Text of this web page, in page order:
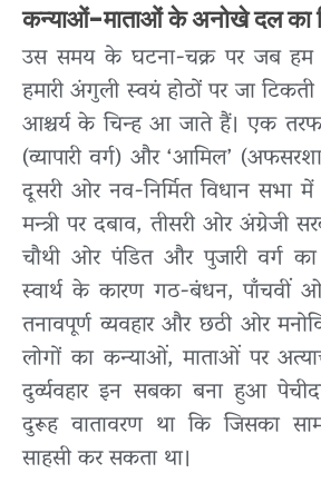
कन्याओं-माताओं के अनोखे दल का
उस समय के घटना-चक्र पर जब हम
हमारी अंगुली स्वयं होठों पर जा
आश्चर्य के चिन्ह आ जाते हैं। एक
(व्यापारी वर्ग) और ‘आमिल’
दूसरी ओर नव-निर्मित विधान सभा में
मन्त्री पर दबाव, तीसरी ओर अंग्रेजी
चौथी ओर पंडित और पुजारी वर्ग का
स्वार्थ के कारण गठ-बंधन, पाँचवीं
तनावपूर्ण व्यवहार और छठी ओर
लोगों का कन्याओं, माताओं पर
दुर्व्यवहार इन सबका बना हुआ
दुरूह वातावरण था कि जिसका
साहसी कर सकता था।